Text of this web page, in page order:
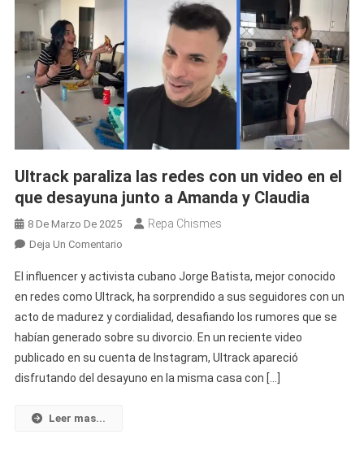
Nuevo
Novio
De
Amanda
Sanz
Ultrack paraliza las redes con un video en el
que desayuna junto a Amanda y Claudia
8 De Marzo De 2025 Repa Chismes
Deja Un ComentarioEn
Paraliza
Las
Redes
Con
Un
Video
El influencer y activista cubano Jorge Batista, mejor conocido
en redes como Ultrack, ha sorprendido a sus seguidores con un
acto de madurez y cordialidad, desafiando los rumores que se
habían generado sobre su divorcio. En un reciente video
publicado en su cuenta de Instagram, Ultrack apareció
disfrutando del desayuno en la misma casa con […]
Leer mas...